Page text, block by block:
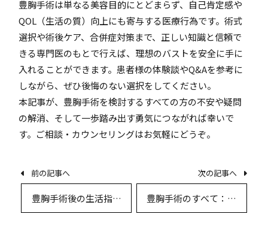
豊胸手術は単なる美容目的にとどまらず、自己肯定感や
QOL（生活の質）向上にも寄与する医療行為です。術式
選択や術後ケア、合併症対策まで、正しい知識と信頼で
きる専門医のもとで行えば、理想のバストを安全に手に
入れることができます。患者様の体験談やQ&Aを参考に
しながら、ぜひ後悔のない選択をしてください。
本記事が、豊胸手術を検討するすべての方の不安や疑問
の解消、そして一歩踏み出す勇気につながれば幸いで
す。ご相談・カウンセリングはお気軽にどうぞ。
前の記事へ
豊胸手術後の生活指導
と高度なケア戦略：専
次の記事へ
豊胸手術のすべて：理
想のバストを叶えるた